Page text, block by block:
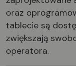
oraz
tablecie są
zwiększają
operatora.